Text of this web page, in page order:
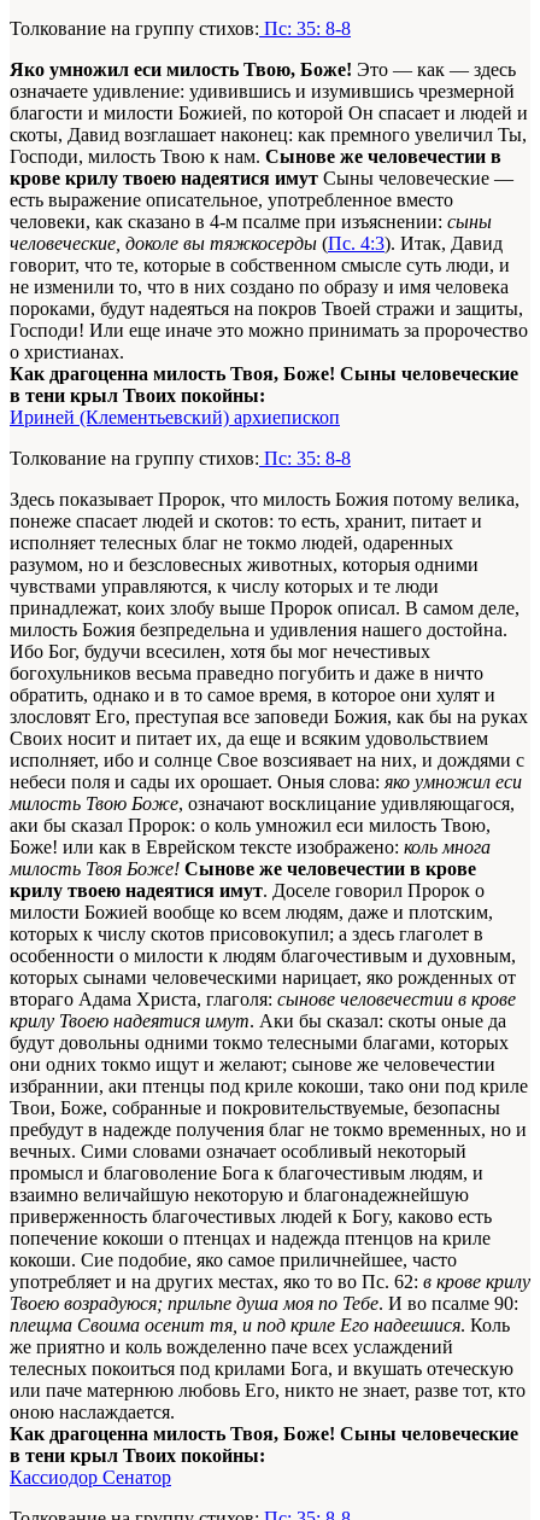
Толкование на группу стихов: Пс: 35: 8-8
Яко умножил еси милость Твою, Боже! Это — как — здесь
означаете удивление: удивившись и изумившись чрезмерной
благости и милости Божией, по которой Он спасает и людей и
скоты, Давид возглашает наконец: как премного увеличил Ты,
Господи, милость Твою к нам. Сынове же человечестии в
крове крилу твоею надеятися имут Сыны человеческие —
есть выражение описательное, употребленное вместо
человеки, как сказано в 4-м псалме при изъяснении: сыны
человеческие, доколе вы тяжкосерды (Пс. 4:3). Итак, Давид
говорит, что те, которые в собственном смысле суть люди, и
не изменили то, что в них создано по образу и имя человека
пороками, будут надеяться на покров Твоей стражи и защиты,
Господи! Или еще иначе это можно принимать за пророчество
о христианах.
Как драгоценна милость Твоя, Боже! Сыны человеческие
в тени крыл Твоих покойны:
Ириней (Клементьевский) архиепископ
Толкование на группу стихов: Пс: 35: 8-8
Здесь показывает Пророк, что милость Божия потому велика,
понеже спасает людей и скотов: то есть, хранит, питает и
исполняет телесных благ не токмо людей, одаренных
разумом, но и безсловесных животных, которыя одними
чувствами управляются, к числу которых и те люди
принадлежат, коих злобу выше Пророк описал. В самом деле,
милость Божия безпредельна и удивления нашего достойна.
Ибо Бог, будучи всесилен, хотя бы мог нечестивых
богохульников весьма праведно погубить и даже в ничто
обратить, однако и в то самое время, в которое они хулят и
злословят Его, преступая все заповеди Божия, как бы на руках
Своих носит и питает их, да еще и всяким удовольствием
исполняет, ибо и солнце Свое возсиявает на них, и дождями с
небеси поля и сады их орошает. Оныя слова: яко умножил еси
милость Твою Боже, означают восклицание удивляющагося,
аки бы сказал Пророк: о коль умножил еси милость Твою,
Боже! или как в Еврейском тексте изображено: коль многа
милость Твоя Боже! Сынове же человечестии в крове
крилу твоею надеятися имут. Доселе говорил Пророк о
милости Божией вообще ко всем людям, даже и плотским,
которых к числу скотов присовокупил; а здесь глаголет в
особенности о милости к людям благочестивым и духовным,
которых сынами человеческими нарицает, яко рожденных от
втораго Адама Христа, глаголя: сынове человечестии в крове
крилу Твоею надеятися имут. Аки бы сказал: скоты оные да
будут довольны одними токмо телесными благами, которых
они одних токмо ищут и желают; сынове же человечестии
избраннии, аки птенцы под криле кокоши, тако они под криле
Твои, Боже, собранные и покровительствуемые, безопасны
пребудут в надежде получения благ не токмо временных, но и
вечных. Сими словами означает особливый некоторый
промысл и благоволение Бога к благочестивым людям, и
взаимно величайшую некоторую и благонадежнейшую
приверженность благочестивых людей к Богу, каково есть
попечение кокоши о птенцах и надежда птенцов на криле
кокоши. Сие подобие, яко самое приличнейшее, часто
употребляет и на других местах, яко то во Пс. 62: в крове крилу
Твоею возрадуюся; прильпе душа моя по Тебе. И во псалме 90:
плещма Своима осенит тя, и под криле Его надеешися. Коль
же приятно и коль вожделенно паче всех услаждений
телесных покоиться под крилами Бога, и вкушать отеческую
или паче матернюю любовь Его, никто не знает, разве тот, кто
оною наслаждается.
Как драгоценна милость Твоя, Боже! Сыны человеческие
в тени крыл Твоих покойны:
Кассиодор Сенатор